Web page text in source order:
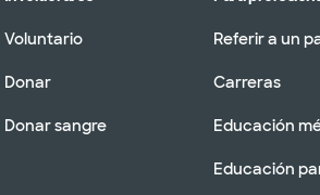
Voluntario
Donar
Donar sangre
Referir a un
Carreras
Educación
Educación